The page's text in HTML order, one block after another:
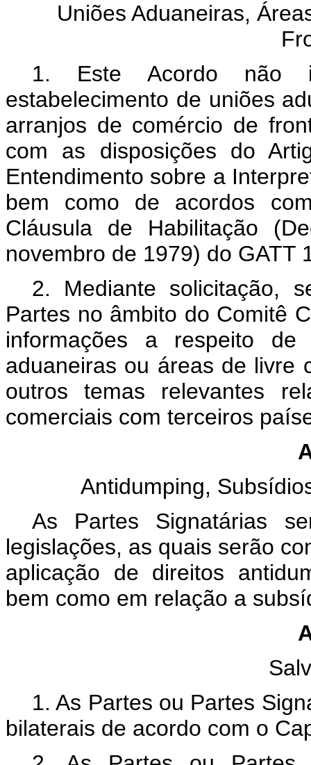
Uniões Aduaneiras,
1. Este Acordo não
estabelecimento de uniões
arranjos de comércio de
com as disposições do
Entendimento sobre a
bem como de acordos
Cláusula de Habilitação
novembro de 1979) do GATT
2. Mediante solicitação,
Partes no âmbito do Comitê
informações a respeito de
aduaneiras ou áreas de livre
outros temas relevantes
comerciais com terceiros
Antidumping,
As Partes Signatárias
legislações, as quais serão
aplicação de direitos
bem como em relação a
1. As Partes ou Partes
bilaterais de acordo com o